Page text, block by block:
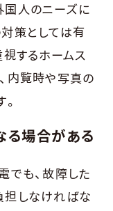
人のニーズに
策としては有
するホームス
内覧時や写真の
る場合がある
でも、故障した
しなければな